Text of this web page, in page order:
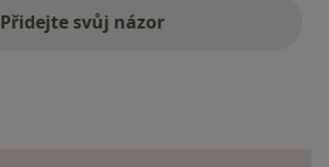
Přidejte svůj názor